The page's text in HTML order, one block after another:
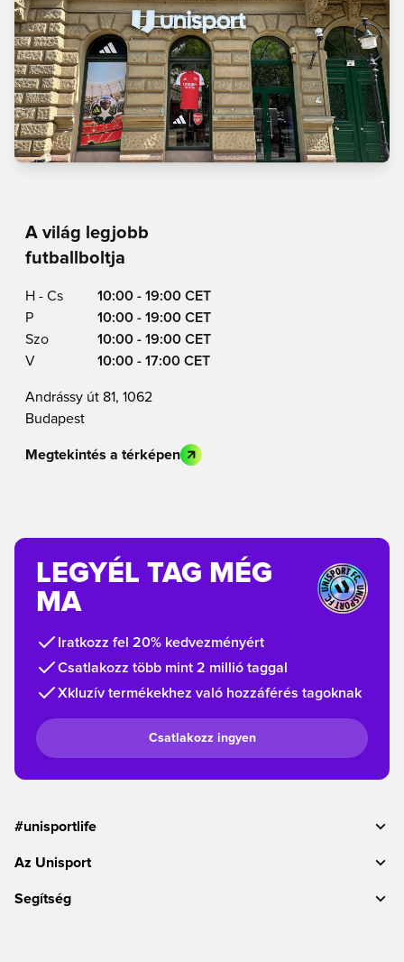
A világ legjobb
futballboltja
H - Cs
10:00 - 19:00 CET
P
10:00 - 19:00 CET
Szo
10:00 - 19:00 CET
V
10:00 - 17:00 CET
Andrássy út 81, 1062
Budapest
Megtekintés a térképen
LEGYÉL TAG MÉG
MA
Iratkozz fel 20% kedvezményért
Csatlakozz több mint 2 millió taggal
Xkluzív termékekhez való hozzáférés tagoknak
Csatlakozz ingyen
#unisportlife
Az Unisport
Segítség